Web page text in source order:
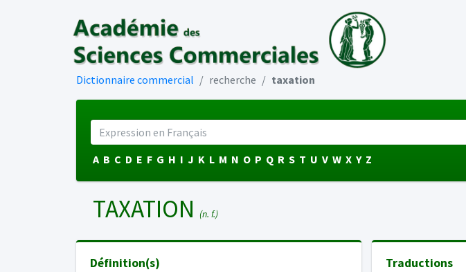
Dictionnaire commercial recherche taxation
A B C D E F G H I J K L M N O P Q R S T U V W X Y Z
TAXATION (n. f.)
Définition(s) Traductions